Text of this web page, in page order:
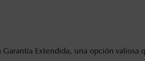
Extendida, una opción